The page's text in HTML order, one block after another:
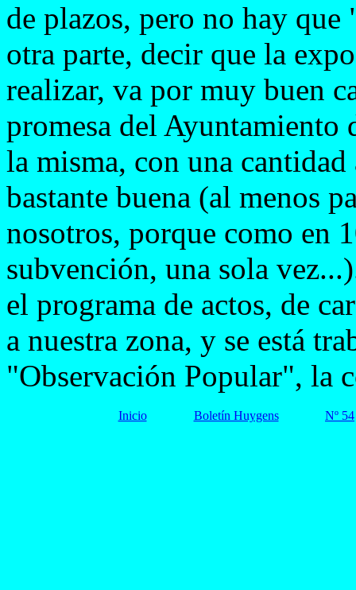
de plazos, pero no hay
otra parte, decir que la
realizar, va por muy buen
promesa del Ayuntamiento
la misma, con una
bastante buena (al menos
nosotros, porque como en
subvención, una sola
el programa de actos, de
a nuestra zona, y se está
"Observación Popular", la
Inicio Boletín Huygens Nº 54